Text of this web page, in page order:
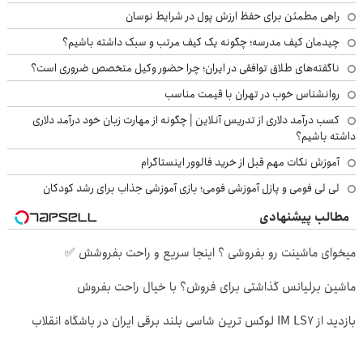
راهی مطمئن برای حفظ ارزش پول در شرایط نوسان
چیدمان کیف مدرسه؛ چگونه یک کیف مرتب و سبک داشته باشیم؟
ناگفته‌های طلاق توافقی در ایران؛ چرا حضور وکیل متخصص ضروری است؟
روانشناس خوب در تهران با قیمت مناسب
کسب درآمد دلاری از تدریس آنلاین | چگونه از مهارت زبان خود درآمد دلاری
داشته باشیم؟
آموزش نکات مهم قبل از خرید فالوور اینستاگرام
لی لی فومی و پازل آموزشی فومی؛ بازی آموزشی جذاب برای رشد کودکان
مطالب پیشنهادی
میخوای ماشینت رو بفروشی ؟ اینجا سریع و راحت بفروشش ✅
ماشین برلیانس گذاشتی برای فروش؟ با خیال راحت بفروش
بازدید از IM LS7 لوکس ترین شاسی بلند برقی ایران در باشگاه انقلاب